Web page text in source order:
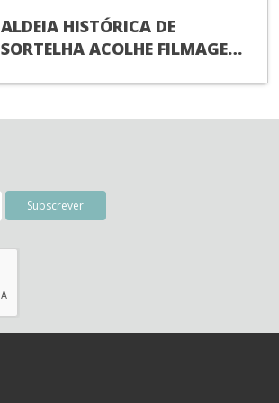
ALDEIA HISTÓRICA DE
SORTELHA ACOLHE FILMAGENS